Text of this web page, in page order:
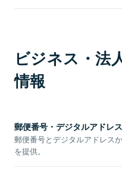
ビジネス・法
情報
郵便番号・デジタルアドレ
郵便番号とデジタルアドレス
を提供。